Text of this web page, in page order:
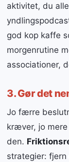
aktivitet, du
god kop kaffe
morgenrutine
associationer,
3. Gør det
Jo færre
kræver, jo
den.
strategier: